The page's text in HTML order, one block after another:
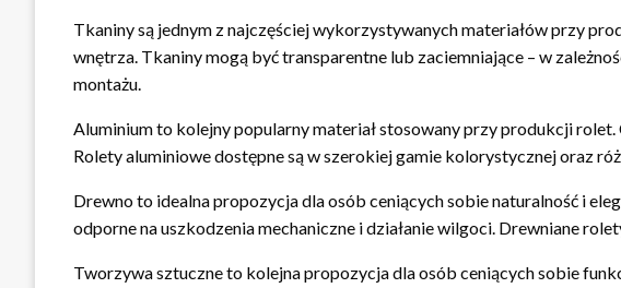
Tkaniny są jednym z najczęściej wykorzystywanych materiałów przy
wnętrza. Tkaniny mogą być transparentne lub zaciemniające – w
montażu.
Aluminium to kolejny popularny materiał stosowany przy produkcji
Rolety aluminiowe dostępne są w szerokiej gamie kolorystycznej oraz
Drewno to idealna propozycja dla osób ceniących sobie naturalność i
odporne na uszkodzenia mechaniczne i działanie wilgoci. Drewniane
Tworzywa sztuczne to kolejna propozycja dla osób ceniących sobie